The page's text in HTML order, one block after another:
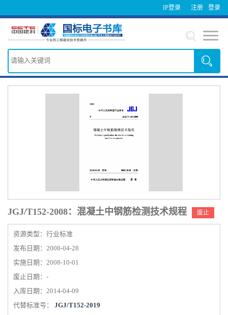
IP登录 登录
注册
JGJ/T152-2008：混凝土中钢筋检测技术规程 废止
资源类型：行业标准
发布日期：2008-04-28
实施日期：2008-10-01
废止日期：-
入库日期：2014-04-09
代替标准号： JGJ/T152-2019